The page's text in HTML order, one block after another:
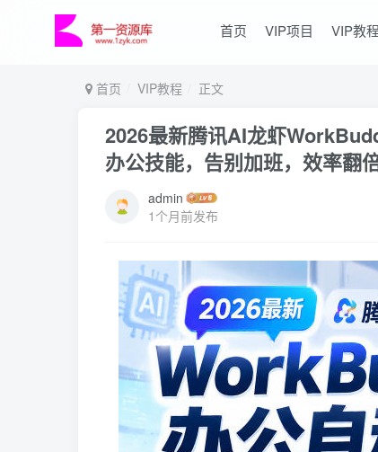
首页 VIP项目 VIP教程
首页 VIP教程 正文
2026最新腾讯AI龙虾
办公技能，告别加班，效率翻
admin
1个月前发布